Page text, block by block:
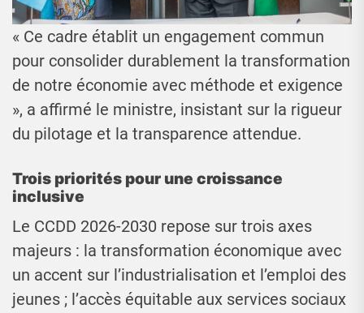
« Ce cadre établit un engagement commun
pour consolider durablement la transformation
de notre économie avec méthode et exigence
», a affirmé le ministre, insistant sur la rigueur
du pilotage et la transparence attendue.
Trois priorités pour une croissance
inclusive
Le CCDD 2026-2030 repose sur trois axes
majeurs : la transformation économique avec
un accent sur l’industrialisation et l’emploi des
jeunes ; l’accès équitable aux services sociaux